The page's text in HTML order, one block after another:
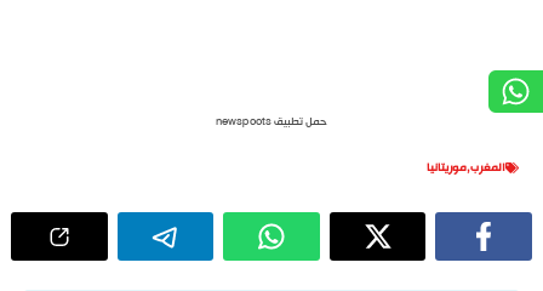
حمل تطبيق newspoots
المغرب,موريتانيا